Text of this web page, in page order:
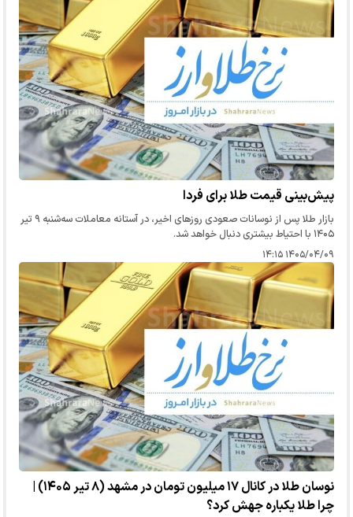
پیش‌بینی قیمت طلا برای فردا
بازار طلا پس از نوسانات صعودی روز‌های اخیر، در آستانه معاملات سه‌شنبه ۹ تیر
۱۴۰۵ با احتیاط بیشتری دنبال خواهد شد.
۱۴۰۵/۰۴/۰۹ ۱۴:۱۵
نوسان طلا در کانال ۱۷ میلیون تومان در مشهد (۸ تیر ۱۴۰۵) |
چرا طلا یکباره جهش کرد؟